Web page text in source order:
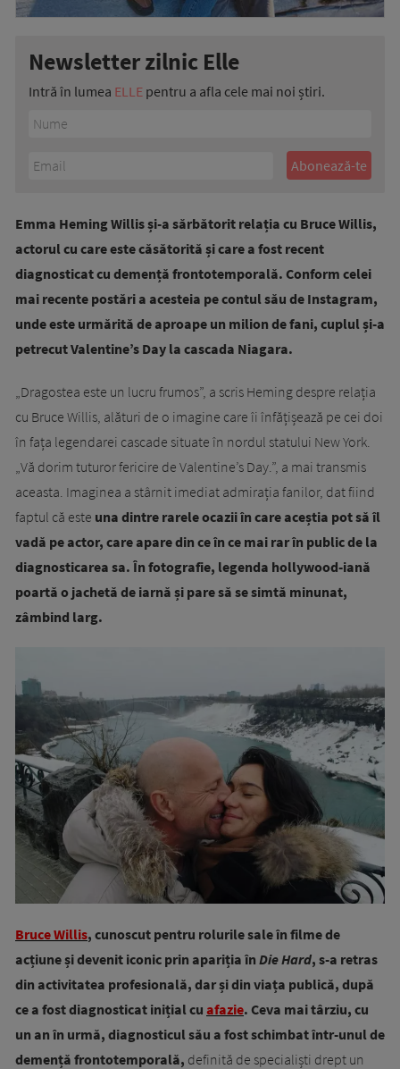
Newsletter zilnic Elle
Intră în lumea ELLE pentru a afla cele mai noi știri.
Emma Heming Willis și-a sărbătorit relația cu Bruce Willis,
actorul cu care este căsătorită și care a fost recent
diagnosticat cu demență frontotemporală. Conform celei
mai recente postări a acesteia pe contul său de Instagram,
unde este urmărită de aproape un milion de fani, cuplul și-a
petrecut Valentine’s Day la cascada Niagara.
„Dragostea este un lucru frumos”, a scris Heming despre relația
cu Bruce Willis, alături de o imagine care îi înfățișează pe cei doi
în fața legendarei cascade situate în nordul statului New York.
„Vă dorim tuturor fericire de Valentine’s Day.”, a mai transmis
aceasta. Imaginea a stârnit imediat admirația fanilor, dat fiind
faptul că este una dintre rarele ocazii în care aceștia pot să îl
vadă pe actor, care apare din ce în ce mai rar în public de la
diagnosticarea sa. În fotografie, legenda hollywood-iană
poartă o jachetă de iarnă și pare să se simtă minunat,
zâmbind larg.
Bruce Willis, cunoscut pentru rolurile sale în filme de
acțiune și devenit iconic prin apariția în Die Hard, s-a retras
din activitatea profesională, dar și din viața publică, după
ce a fost diagnosticat inițial cu afazie. Ceva mai târziu, cu
un an în urmă, diagnosticul său a fost schimbat într-unul de
demență frontotemporală, definită de specialiști drept un